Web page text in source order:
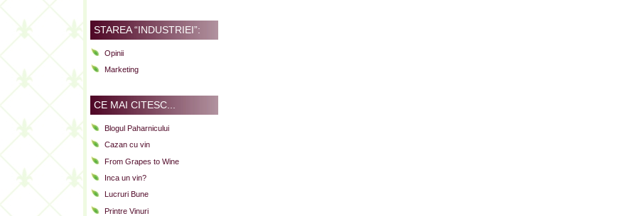
STAREA “INDUSTRIEI”:
Opinii
Marketing
CE MAI CITESC...
Blogul Paharnicului
Cazan cu vin
From Grapes to Wine
Inca un vin?
Lucruri Bune
Printre Vinuri